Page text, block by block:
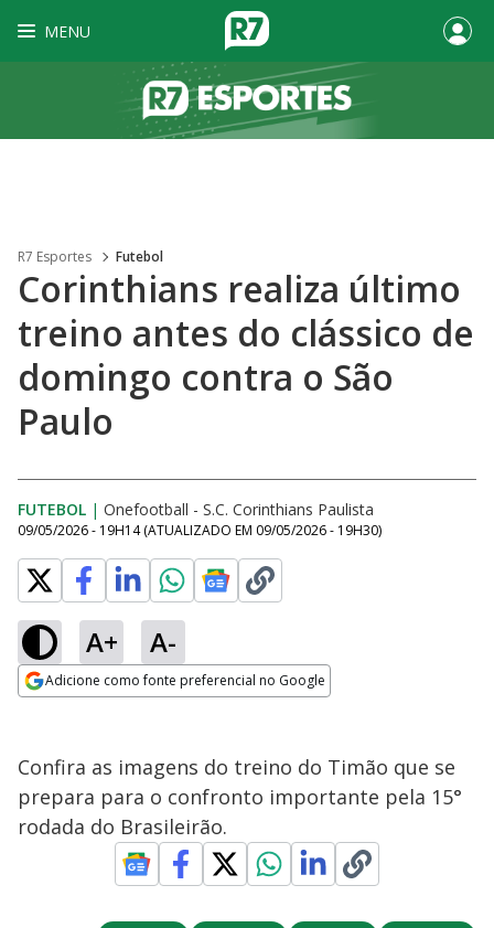
MENU
R7 Esportes Futebol
Corinthians realiza último
treino antes do clássico de
domingo contra o São
Paulo
FUTEBOL | Onefootball - S.C. Corinthians Paulista
09/05/2026 - 19H14 (ATUALIZADO EM 09/05/2026 - 19H30)
A+ A-
Adicione como fonte preferencial no Google
Confira as imagens do treino do Timão que se
prepara para o confronto importante pela 15°
rodada do Brasileirão.